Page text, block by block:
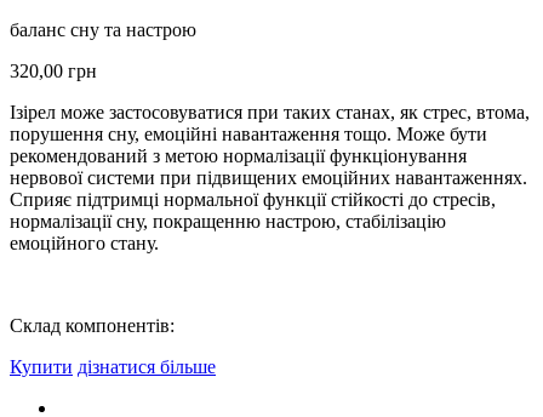
баланс сну та настрою
320,00 грн
Ізірел може застосовуватися при таких станах, як стрес, втома,
порушення сну, емоційні навантаження тощо. Може бути
рекомендований з метою нормалізації функціонування
нервової системи при підвищених емоційних навантаженнях.
Сприяє підтримці нормальної функції стійкості до стресів,
нормалізації сну, покращенню настрою, стабілізацію
емоційного стану.
Склад компонентів:
Купити дізнатися більше